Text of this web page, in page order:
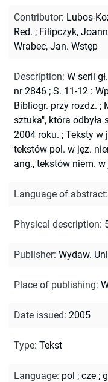
Contributor: Lubos-
Red. ; Filipczyk,
Wrabec, Jan. Wstęp
Description: W serii
nr 2846 ; S. 11-12 :
Bibliogr. przy rozdz. ;
sztuka", która odbyła
2004 roku. ; Teksty w
tekstów pol. w jęz.
ang., tekstów niem. w
Language of abstract:
Physical description:
Publisher: Wydaw.
Place of publishing:
Date issued: 2005
Type: Tekst
Language: pol ; cze ;